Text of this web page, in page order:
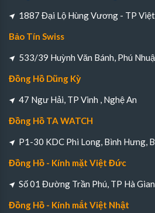
1887 Đại Lộ Hùng Vương - TP
Bảo Tín Swiss
533/39 Huỳnh Văn Bánh, Phú
Đồng Hồ Dũng Kỳ
47 Ngư Hải, TP Vinh , Nghệ An
Đồng Hồ TA WATCH
P1-30 KDC Phi Long, Bình Hưng,
Đồng Hồ - Kính mặt Việt Đức
Số 01 Đường Trần Phú, TP Hà
Đồng Hồ - Kính mắt Việt Nhật